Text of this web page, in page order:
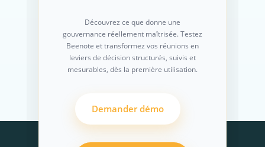
Découvrez ce que donne une
gouvernance réellement maîtrisée. Testez
Beenote et transformez vos réunions en
leviers de décision structurés, suivis et
mesurables, dès la première utilisation.
Demander démo